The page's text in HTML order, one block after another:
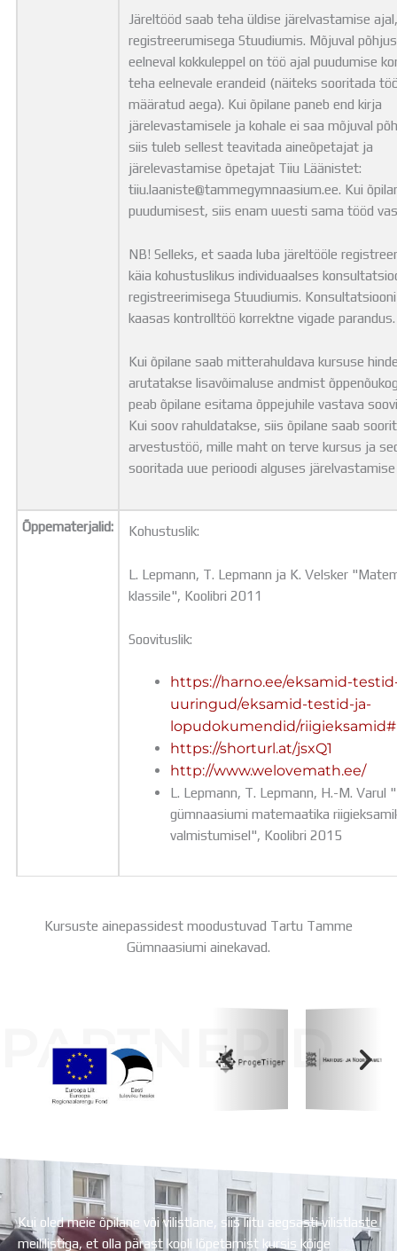
Järeltööd saab teha üldise järelvastamise
registreerumisega Stuudiumis. Mõjuval
eelneval kokkuleppel on töö ajal puudumise
teha eelnevale erandeid (näiteks sooritada
määratud aega). Kui õpilane paneb end kirja
järelevastamisele ja kohale ei saa mõjuval
siis tuleb sellest teavitada aineõpetajat ja
järelevastamise õpetajat Tiiu Läänistet:
tiiu.laaniste@tammegymnaasium.ee. Kui
puudumisest, siis enam uuesti sama tööd
NB! Selleks, et saada luba järeltööle
käia kohustuslikus individuaalses
registreerimisega Stuudiumis.
kaasas kontrolltöö korrektne vigade
Kui õpilane saab mitterahuldava kursuse
arutatakse lisavõimaluse andmist
peab õpilane esitama õppejuhile vastava
Kui soov rahuldatakse, siis õpilane saab
arvestustöö, mille maht on terve kursus ja
sooritada uue perioodi alguses
Õppematerjalid: Kohustuslik:
L. Lepmann, T. Lepmann ja K. Velsker
klassile", Koolibri 2011
Soovituslik:
https://harno.ee/eksamid-
uuringud/eksamid-testid-ja-
lopudokumendid/
https://shorturl.at/jsxQ1
http://www.welovemath.ee/
L. Lepmann, T. Lepmann, H.-M. Varul
gümnaasiumi matemaatika
valmistumisel", Koolibri 2015
Kursuste ainepassidest moodustuvad Tartu Tamme
Gümnaasiumi ainekavad.
PARTNERID
Kui oled meie õpilane või vilistlane, siis liitu aegsasti vilistlaste
meililistiga, et olla pärast kooli lõpetamist kursis kõige